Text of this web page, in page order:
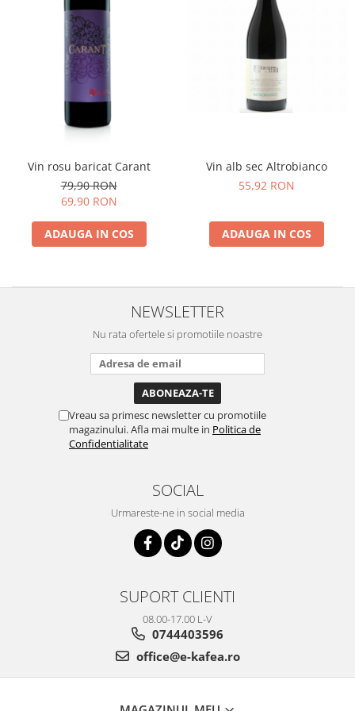
Illy Iperespresso
Nespresso Professional
Cafea macinata
Davidoff
Cafea Solubila
Vin rosu baricat Carant
79,90 RON
69,90 RON
ADAUGA IN COS
Vin alb sec Altrobianco
55,92 RON
ADAUGA IN COS
NEWSLETTER
Nu rata ofertele si promotiile noastre
Vreau sa primesc newsletter cu promotiile
magazinului. Afla mai multe in Politica de
Confidentialitate
SOCIAL
Urmareste-ne in social media
SUPORT CLIENTI
08.00-17.00 L-V
0744403596
office@e-kafea.ro